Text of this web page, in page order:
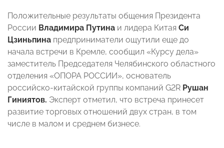
Положительные результаты общения Президента
России Владимира Путина и лидера Китая Си
Цзиньпина предприниматели ощутили еще до
начала встречи в Кремле, сообщил «Курсу дела»
заместитель Председателя Челябинского областного
отделения «ОПОРА РОССИИ», основатель
российско-китайской группы компаний G2R Рушан
Гиниятов. Эксперт отметил, что встреча принесет
развитие торговых отношений двух стран, в том
числе в малом и среднем бизнесе.